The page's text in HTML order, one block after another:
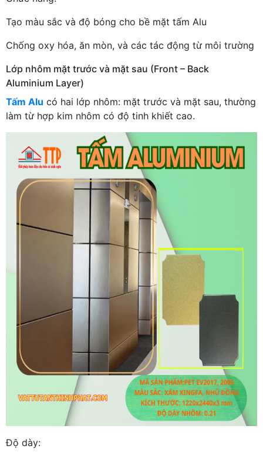
Tạo màu sắc và độ bóng cho bề mặt tấm Alu
Chống oxy hóa, ăn mòn, và các tác động từ môi trường
Lớp nhôm mặt trước và mặt sau (Front – Back
Aluminium Layer)
Tấm Alu có hai lớp nhôm: mặt trước và mặt sau, thường
làm từ hợp kim nhôm có độ tinh khiết cao.
Độ dày: